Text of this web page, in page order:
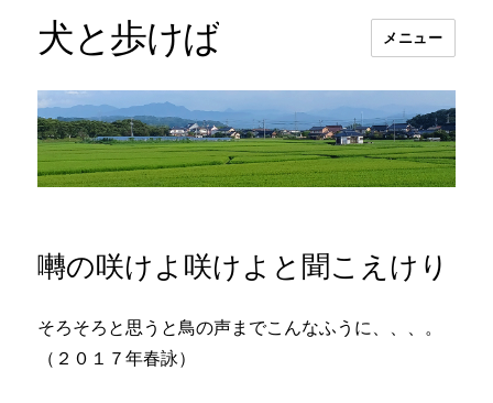
犬と歩けば メニュー
囀の咲けよ咲けよと聞こえけり
そろそろと思うと鳥の声までこんなふうに、、、。
（２０１７年春詠）